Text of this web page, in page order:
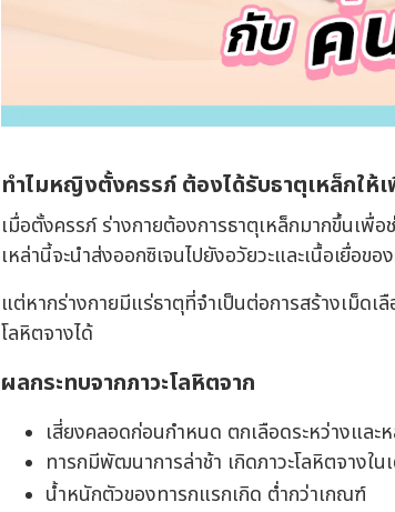
ทำไมหญิงตั้งครรภ์ ต้องได้รับธาตุเหล็กให้
เมื่อตั้งครรภ์ ร่างกายต้องการธาตุเหล็กมากขึ้นเพื่
เหล่านี้จะนำส่งออกซิเจนไปยังอวัยวะและเนื้อเยื่อ
แต่หากร่างกายมีแร่ธาตุที่จำเป็นต่อการสร้างเม็ด
โลหิตจางได้
ผลกระทบจากภาวะโลหิตจาก
เสี่ยงคลอดก่อนกำหนด ตกเลือดระหว่างและ
ทารกมีพัฒนาการล่าช้า เกิดภาวะโลหิตจางใน
น้ำหนักตัวของทารกแรกเกิด ต่ำกว่าเกณฑ์